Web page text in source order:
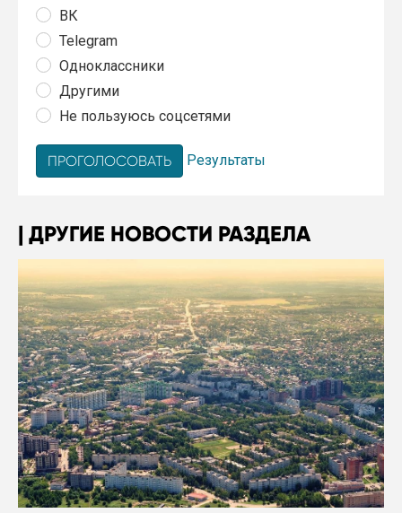
ВК
Telegram
Одноклассники
Другими
Не пользуюсь соцсетями
Результаты
ДРУГИЕ НОВОСТИ РАЗДЕЛА